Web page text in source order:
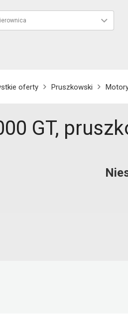
oferty Pruszkowski
GT,